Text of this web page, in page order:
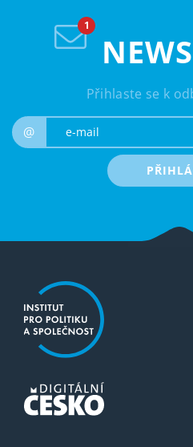
Přihlaste se k
@